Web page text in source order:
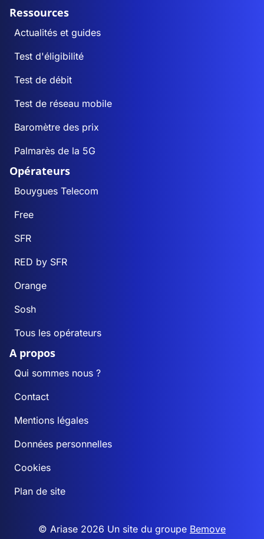
Ressources
Actualités et guides
Test d'éligibilité
Test de débit
Test de réseau mobile
Baromètre des prix
Palmarès de la 5G
Opérateurs
Bouygues Telecom
Free
SFR
RED by SFR
Orange
Sosh
Tous les opérateurs
A propos
Qui sommes nous ?
Contact
Mentions légales
Données personnelles
Cookies
Plan de site
© Ariase 2026 Un site du groupe Bemove